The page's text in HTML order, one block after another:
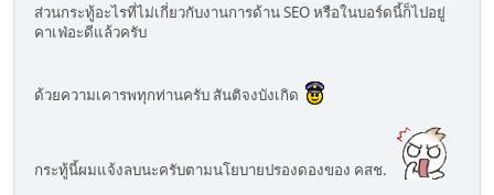
ส่วนกระทู้อะไรที่ไม่เกี่ยวกับงานการด้าน SEO หรือในบอร์ดนี้ก็ไปอยู่
คาเฟ่อะดีแล้วครับ
ด้วยความเคารพทุกท่านครับ สันติจงบังเกิด
กระทู้นี้ผมแจ้งลบนะครับตามนโยบายปรองดองของ คสช.